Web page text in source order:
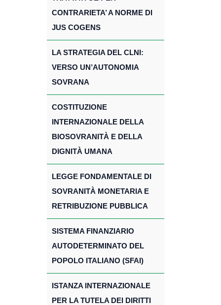
CONTRARIETA’ A NORME DI
JUS COGENS
LA STRATEGIA DEL CLNI:
VERSO UN’AUTONOMIA
SOVRANA
COSTITUZIONE
INTERNAZIONALE DELLA
BIOSOVRANITÀ E DELLA
DIGNITÀ UMANA
LEGGE FONDAMENTALE DI
SOVRANITÀ MONETARIA E
RETRIBUZIONE PUBBLICA
SISTEMA FINANZIARIO
AUTODETERMINATO DEL
POPOLO ITALIANO (SFAI)
ISTANZA INTERNAZIONALE
PER LA TUTELA DEI DIRITTI